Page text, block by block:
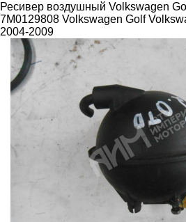
Ресивер воздушный Volkswagen
7M0129808 Volkswagen Golf
2004-2009